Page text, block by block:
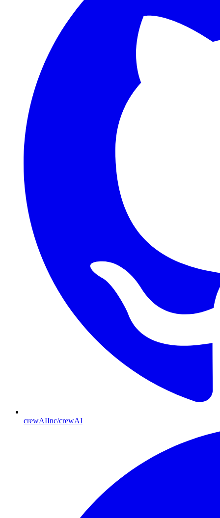
crewAIInc/crewAI